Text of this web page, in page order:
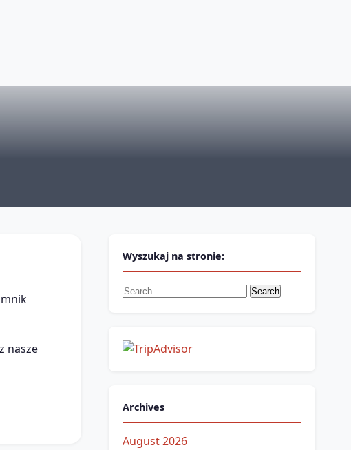
nasze
Wyszukaj na stronie:
Search
Archives
August 2026